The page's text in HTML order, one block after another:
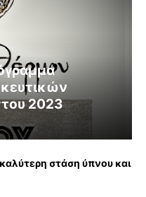
2023
καλύτερη στάση ύπνου και